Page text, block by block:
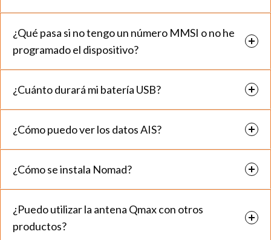
¿Qué pasa si no tengo un número MMSI o no he
programado el dispositivo?
¿Cuánto durará mi batería USB?
¿Cómo puedo ver los datos AIS?
¿Cómo se instala Nomad?
¿Puedo utilizar la antena Qmax con otros
productos?